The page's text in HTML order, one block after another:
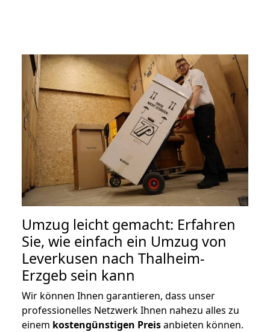
Umzug leicht gemacht: Erfahren
Sie, wie einfach ein Umzug von
Leverkusen nach Thalheim-
Erzgeb sein kann
Wir können Ihnen garantieren, dass unser
professionelles Netzwerk Ihnen nahezu alles zu
einem kostengünstigen Preisanbieten können.